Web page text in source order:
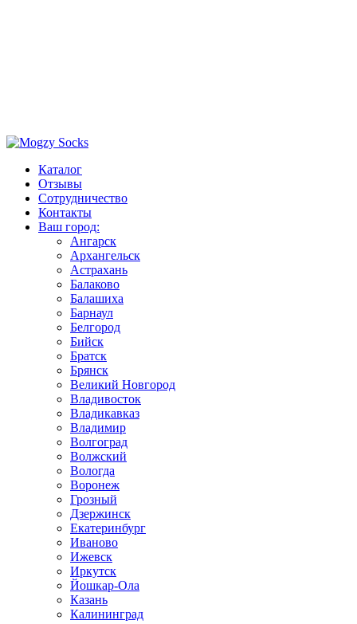
Каталог
Отзывы
Сотрудничество
Контакты
Ваш город:
Ангарск
Архангельск
Астрахань
Балаково
Балашиха
Барнаул
Белгород
Бийск
Братск
Брянск
Великий Новгород
Владивосток
Владикавказ
Владимир
Волгоград
Волжский
Вологда
Воронеж
Грозный
Дзержинск
Екатеринбург
Иваново
Ижевск
Иркутск
Йошкар-Ола
Казань
Калининград